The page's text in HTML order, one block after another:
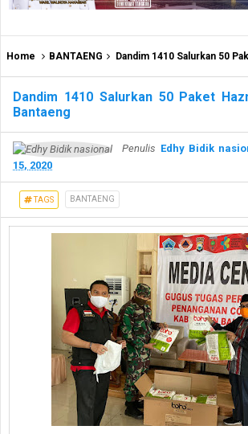
Home BANTAENG Dandim 1410 Salurkan 50 Paket
Dandim 1410 Salurkan 50 Paket
Bantaeng
Penulis Edhy Bidik
15, 2020
TAGS BANTAENG